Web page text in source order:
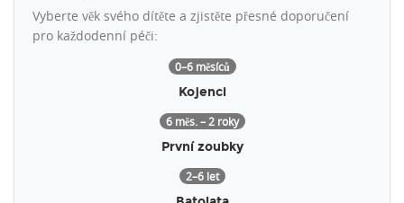
Vyberte věk svého dítěte a zjistěte přesné doporučení
pro každodenní péči:
0–6 měsíců
Kojenci
6 měs. – 2 roky
První zoubky
2–6 let